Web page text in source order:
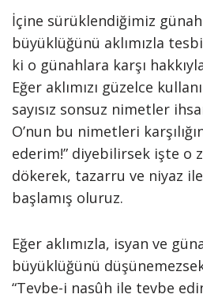
İçine sürüklendiğimiz
büyüklüğünü aklımızla
ki o günahlara karşı
Eğer aklımızı güzelce
sayısız sonsuz nimetler
O’nun bu nimetleri
ederim!” diyebilirsek işte o
dökerek, tazarru ve niyaz
başlamış oluruz.
Eğer aklımızla, isyan ve
büyüklüğünü
“Tevbe-i nasûh ile tevbe